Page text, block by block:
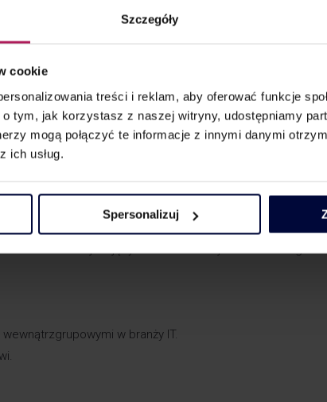
Szczegóły
cookie
treści i reklam, aby oferować funkcje
tym, jak korzystasz z naszej witryny, udostępniamy
mogą połączyć te informacje z innymi danymi
ich usług.
Spersonalizuj
faza rozwoju nowych produktów, rozwój międzynarodowy
to robić aby czuć się bezpiecznie z perspektywy cen
IT i ryzyka z tym związane.
podmiotów działających w branży IT.
rozpoczynających swoją działalność w formie start-upów,
oraz funkcjonujących niezmiennie już od dłuższego
w branży IT.